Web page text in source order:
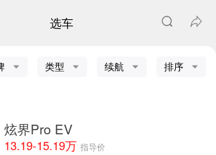
选车
类型 续航 排序
炫界Pro EV
13.19-15.19万指导价